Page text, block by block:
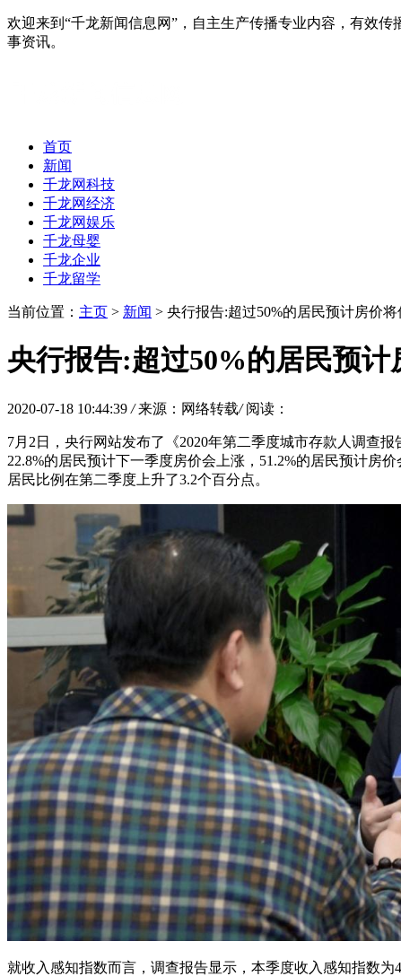
欢迎来到“千龙新闻信息网”，自主生产传播专业内容，有效
事资讯。
首页
新闻
千龙网科技
千龙网经济
千龙网娱乐
千龙母婴
千龙企业
千龙留学
当前位置： 主页 > 新闻 > 央行报告:超过50%的居民预计房价
央行报告:超过50%的居民预
2020-07-18 10:44:39 / 来源：网络转载/ 阅读：
7月2日，央行网站发布了《2020年第二季度城市存款人调查
22.8%的居民预计下一季度房价会上涨，51.2%的居民预计房
居民比例在第二季度上升了3.2个百分点。
就收入感知指数而言，调查报告显示，本季度收入感知指数